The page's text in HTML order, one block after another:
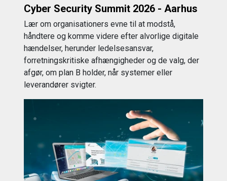
Cyber Security Summit 2026 - Aarhus
Lær om organisationers evne til at modstå,
håndtere og komme videre efter alvorlige digitale
hændelser, herunder ledelsesansvar,
forretningskritiske afhængigheder og de valg, der
afgør, om plan B holder, når systemer eller
leverandører svigter.